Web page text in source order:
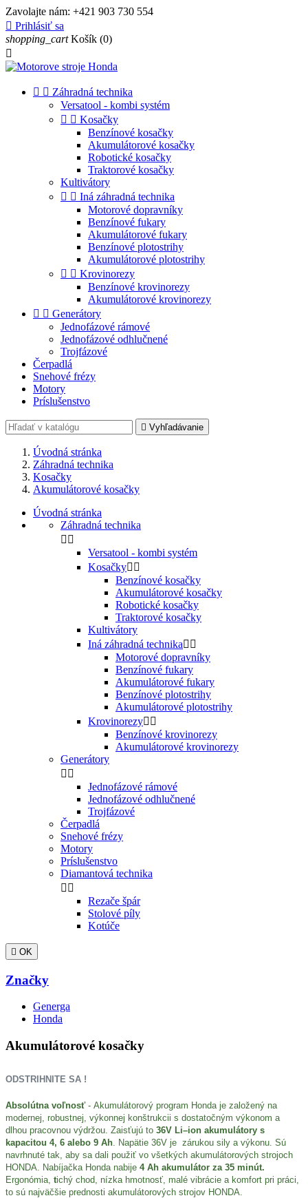
Zavolajte nám: +421 903 730 554
 Prihlásiť sa
shopping_cart Košík (0)

  Záhradná technika
Versatool - kombi systém
  Kosačky
Benzínové kosačky
Akumulátorové kosačky
Robotické kosačky
Traktorové kosačky
Kultivátory
  Iná záhradná technika
Motorové dopravníky
Benzínové fukary
Akumulátorové fukary
Benzínové plotostrihy
Akumulátorové plotostrihy
  Krovinorezy
Benzínové krovinorezy
Akumulátorové krovinorezy
  Generátory
Jednofázové rámové
Jednofázové odhlučnené
Trojfázové
Čerpadlá
Snehové frézy
Motory
Príslušenstvo
 Vyhľadávanie
Úvodná stránka
Záhradná technika
Kosačky
Akumulátorové kosačky
Úvodná stránka
Záhradná technika
 
Versatool - kombi systém
Kosačky 
Benzínové kosačky
Akumulátorové kosačky
Robotické kosačky
Traktorové kosačky
Kultivátory
Iná záhradná technika 
Motorové dopravníky
Benzínové fukary
Akumulátorové fukary
Benzínové plotostrihy
Akumulátorové plotostrihy
Krovinorezy 
Benzínové krovinorezy
Akumulátorové krovinorezy
Generátory
 
Jednofázové rámové
Jednofázové odhlučnené
Trojfázové
Čerpadlá
Snehové frézy
Motory
Príslušenstvo
Diamantová technika
 
Rezače špár
Stolové píly
Kotúče
 OK
Značky
Generga
Honda
Akumulátorové kosačky
ODSTRIHNITE SA !
Absolútna voľnosť - Akumulátorový program Honda je založený na
modernej, robustnej, výkonnej konštrukcii s dostatočným výkonom a
dlhou pracovnou výdržou. Zaisťujú to 36V Li–ion akumulátory s
kapacitou 4, 6 alebo 9 Ah . Napätie 36V je zárukou sily a výkonu Sú
navrhnuté tak, aby sa dali použiť vo všetkých akumulátorových strojoch
HONDA. Nabíjačka Honda nabije 4 Ah akumulátor za 35 minút.
Ergonómia, tichý chod , nízka hmotnosť, malé vibrácie a komfort pri práci
to sú najväčšie prednosti akumulátorových strojov HONDA.